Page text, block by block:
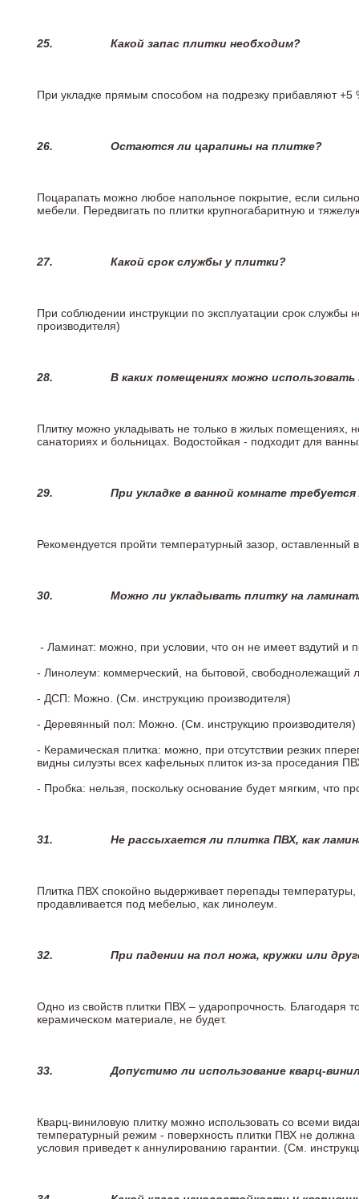
25. Какой запас плитки необходим?
При укладке прямым способом на подрезку прибавляют +5
26. Остаются ли царапины на плитке?
Поцарапать можно любое напольное покрытие, если
мебели. Передвигать по плитки крупногабаритную и
27. Какой срок службы у плитки?
При соблюдении инструкции по эксплуатации срок
производителя)
28. В каких помещениях можно
Плитку можно укладывать не только в жилых помещениях,
санаториях и больницах. Водостойкая - подходит для
29. При укладке в ванной комнате
Рекомендуется пройти температурный зазор,
30. Можно ли укладывать плитку на
- Ламинат: можно, при условии, что он не имеет вздутий
- Линолеум: коммерческий, на бытовой, свободнолежащий
- ДСП: Можно. (См. инструкцию производителя)
- Деревянный пол: Можно. (См. инструкцию производителя)
- Керамическая плитка: можно, при отсутствии резких
видны силуэты всех кафельных плиток из-за проседания
- Пробка: нельзя, поскольку основание будет мягким, что
31. Не рассыхается ли плитка ПВХ, как
Плитка ПВХ спокойно выдерживает перепады температуры,
продавливается под мебелью, как линолеум.
32. При падении на пол ножа, кружки или
Одно из свойств плитки ПВХ – ударопрочность. Благодаря
керамическом материале, не будет.
33.Допустимо ли использование кварц-
Кварц-виниловую плитку можно использовать со всеми
температурный режим - поверхность плитки ПВХ не
условия приведет к аннулированию гарантии. (См.